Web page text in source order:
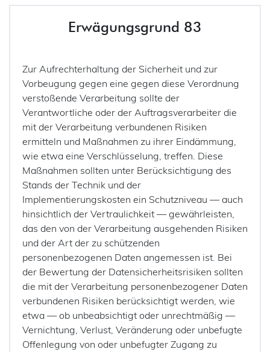
Erwägungsgrund 83
Zur Aufrechterhaltung der Sicherheit und zur
Vorbeugung gegen eine gegen diese Verordnung
verstoßende Verarbeitung sollte der
Verantwortliche oder der Auftragsverarbeiter die
mit der Verarbeitung verbundenen Risiken
ermitteln und Maßnahmen zu ihrer Eindämmung,
wie etwa eine Verschlüsselung, treffen. Diese
Maßnahmen sollten unter Berücksichtigung des
Stands der Technik und der
Implementierungskosten ein Schutzniveau — auch
hinsichtlich der Vertraulichkeit — gewährleisten,
das den von der Verarbeitung ausgehenden Risiken
und der Art der zu schützenden
personenbezogenen Daten angemessen ist. Bei
der Bewertung der Datensicherheitsrisiken sollten
die mit der Verarbeitung personenbezogener Daten
verbundenen Risiken berücksichtigt werden, wie
etwa — ob unbeabsichtigt oder unrechtmäßig —
Vernichtung, Verlust, Veränderung oder unbefugte
Offenlegung von oder unbefugter Zugang zu